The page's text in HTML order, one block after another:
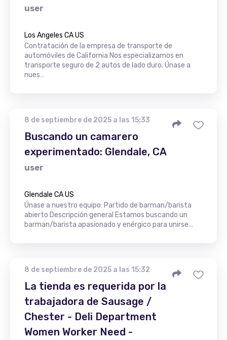
user
Los Angeles CA US
Contratación de la empresa de transporte de
automóviles de California Nos especializamos en
transporte seguro de 2 autos de lado duro. Únase a
nues…
8 de septiembre de 2025 a las 15:33
Buscando un camarero
experimentado: Glendale, CA
user
Glendale CA US
Únase a nuestro equipo: Partido de barman/barista
abierto Descripción general Estamos buscando un
barman/barista apasionado y enérgico para unirse…
8 de septiembre de 2025 a las 15:32
La tienda es requerida por la
trabajadora de Sausage /
Chester - Deli Department
Women Worker Need -